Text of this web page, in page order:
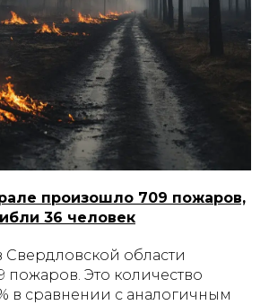
произошло 709 пожаров,
36 человек
Свердловской области
пожаров. Это количество
в сравнении с аналогичным